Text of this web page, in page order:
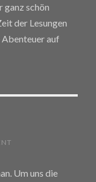
ganz schön
der Lesungen
auf
Um uns die